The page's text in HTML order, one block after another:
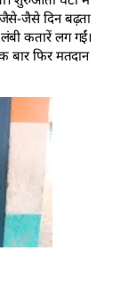
जैसे दिन बढ़ता
कतारें लग गईं।
बार फिर मतदान